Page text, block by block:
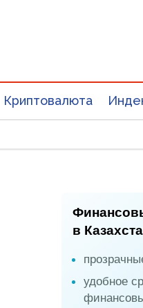
Криптовалюта
в
удобное